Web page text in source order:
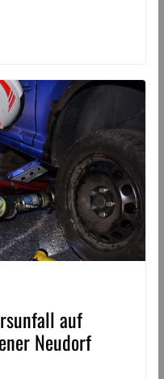
auf
Neudorf